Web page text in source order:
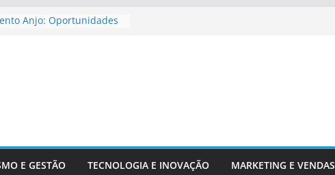
Anjo: Oportunidades
E GESTÃO TECNOLOGIA E INOVAÇÃO MARKETING E VENDAS